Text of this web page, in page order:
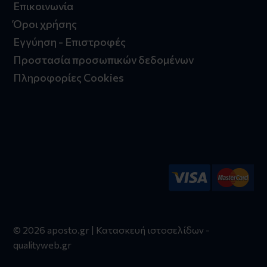
Επικοινωνία
Όροι χρήσης
Εγγύηση - Επιστροφές
Προστασία προσωπικών δεδομένων
Πληροφορίες Cookies
© 2026 aposto.gr | Κατασκευή ιστοσελίδων -
qualityweb.gr